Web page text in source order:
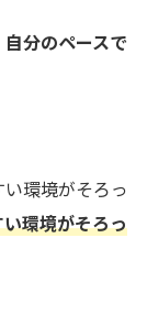
自分のペースで
環境がそろっ
環境がそろっ